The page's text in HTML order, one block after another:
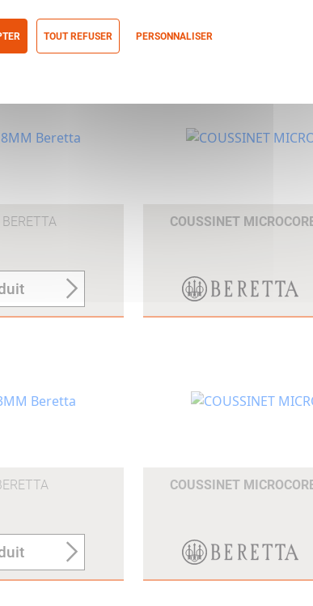
BERETTA COUSSINET
COUSSINET
TOUT REFUSER PERSONNALISER